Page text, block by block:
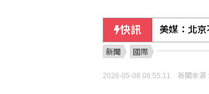
快訊 美媒：北
新聞 國際
2026-05-08 08:55:11 新聞來源 :